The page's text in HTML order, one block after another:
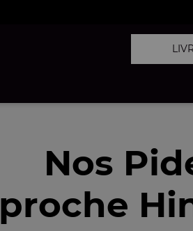
Nos
proche